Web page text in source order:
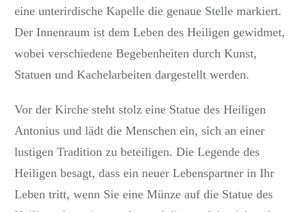
eine unterirdische Kapelle die genaue Stelle markiert.
Der Innenraum ist dem Leben des Heiligen gewidmet,
wobei verschiedene Begebenheiten durch Kunst,
Statuen und Kachelarbeiten dargestellt werden.
Vor der Kirche steht stolz eine Statue des Heiligen
Antonius und lädt die Menschen ein, sich an einer
lustigen Tradition zu beteiligen. Die Legende des
Heiligen besagt, dass ein neuer Lebenspartner in Ihr
Leben tritt, wenn Sie eine Münze auf die Statue des